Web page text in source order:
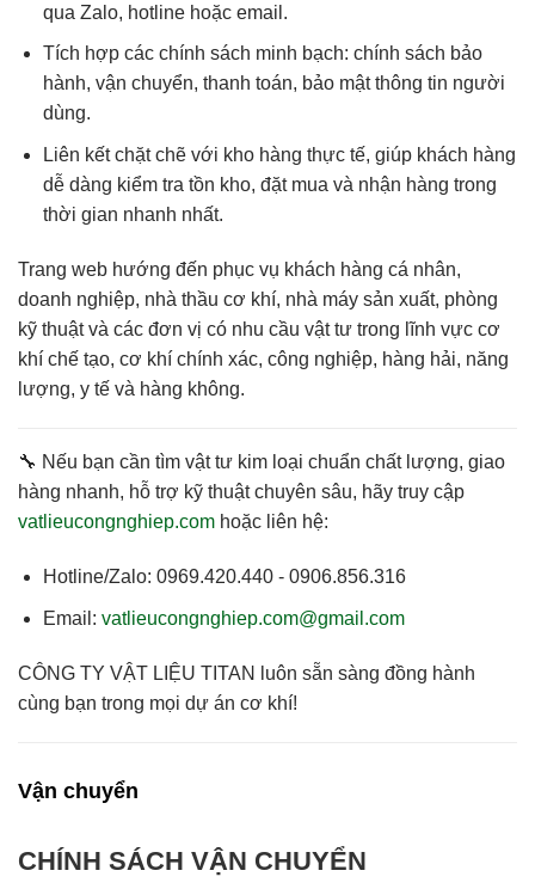
qua Zalo, hotline hoặc email.
Tích hợp các chính sách minh bạch: chính sách bảo
hành, vận chuyển, thanh toán, bảo mật thông tin người
dùng.
Liên kết chặt chẽ với kho hàng thực tế, giúp khách hàng
dễ dàng kiểm tra tồn kho, đặt mua và nhận hàng trong
thời gian nhanh nhất.
Trang web hướng đến phục vụ khách hàng cá nhân,
doanh nghiệp, nhà thầu cơ khí, nhà máy sản xuất, phòng
kỹ thuật và các đơn vị có nhu cầu vật tư trong lĩnh vực cơ
khí chế tạo, cơ khí chính xác, công nghiệp, hàng hải, năng
lượng, y tế và hàng không.
🔧 Nếu bạn cần tìm vật tư kim loại chuẩn chất lượng, giao
hàng nhanh, hỗ trợ kỹ thuật chuyên sâu, hãy truy cập
vatlieucongnghiep.com hoặc liên hệ:
Hotline/Zalo: 0969.420.440 - 0906.856.316
Email: vatlieucongnghiep.com@gmail.com
CÔNG TY VẬT LIỆU TITAN
luôn sẵn sàng đồng hành
cùng bạn trong mọi dự án cơ khí!
Vận chuyển
CHÍNH SÁCH VẬN CHUYỂN